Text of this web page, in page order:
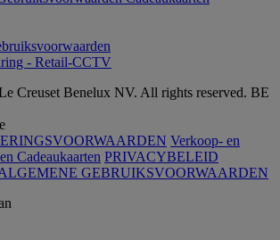
- Retail-CCTV
Creuset Benelux NV. All rights reserved. BE
Verkoop- en
Cadeaukaarten PRIVACYBELEID
GEBRUIKSVOORWAARDEN